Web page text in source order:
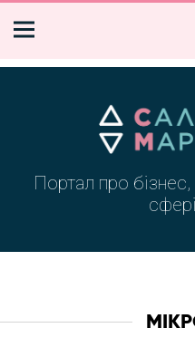
Портал про бізнес,